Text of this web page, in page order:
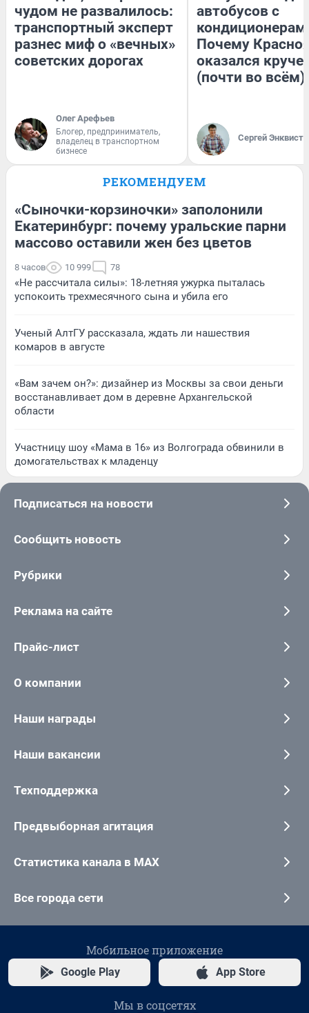
чудом не развалилось:
транспортный эксперт
разнес миф о «вечных»
советских дорогах
Олег Арефьев
Блогер, предприниматель,
владелец в транспортном
бизнесе
автобусов с
Почему
оказался
(почти во всём)
Сергей Энквист
РЕКОМЕНДУЕМ
«Сыночки-корзиночки» заполонили
Екатеринбург: почему уральские парни
массово оставили жен без цветов
8 часов 10 999 78
«Не рассчитала силы»: 18-летняя ужурка пыталась
успокоить трехмесячного сына и убила его
Ученый АлтГУ рассказала, ждать ли нашествия
комаров в августе
«Вам зачем он?»: дизайнер из Москвы за свои деньги
восстанавливает дом в деревне Архангельской
области
Участницу шоу «Мама в 16» из Волгограда обвинили в
домогательствах к младенцу
Подписаться на новости
Сообщить новость
Рубрики
Реклама на сайте
Прайс-лист
О компании
Наши награды
Наши вакансии
Техподдержка
Предвыборная агитация
Статистика канала в MAX
Все города сети
Мобильное приложение
Google Play App Store
Мы в соцсетях